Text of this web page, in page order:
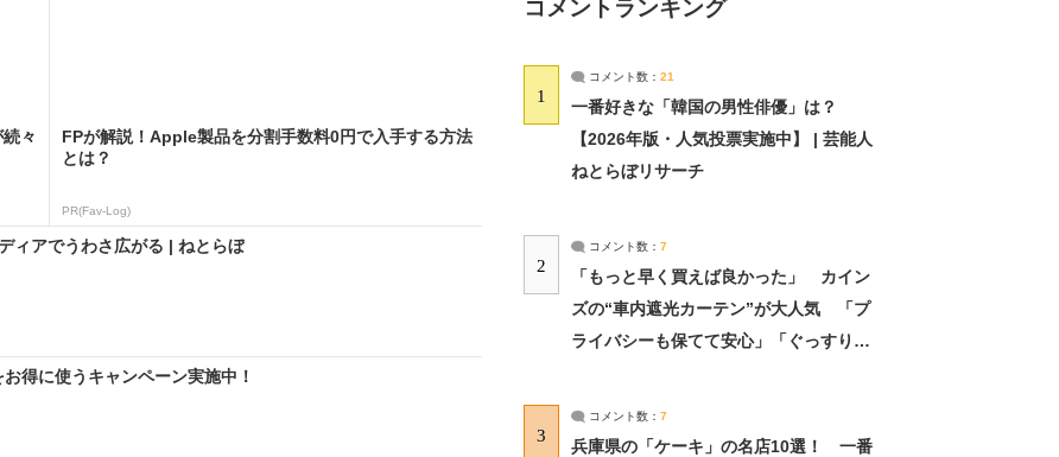
々
FPが解説！Apple製品を分割手数料0円で入手する方法
とは？
PR(Fav-Log)
アでうわさ広がる | ねとらぼ
得に使うキャンペーン実施中！
コメントランキング
1
コメント数： 21
一番好きな「韓国の男性俳優」は？
【2026年版・人気投票実施中】 | 芸能人
ねとらぼリサーチ
2
コメント数： 7
「もっと早く買えば良かった」 カイン
ズの“車内遮光カーテン”が大人気 「プ
ライバシーも保てて安心」「ぐっすり眠
3
コメント数： 7
兵庫県の「ケーキ」の名店10選！ 一番